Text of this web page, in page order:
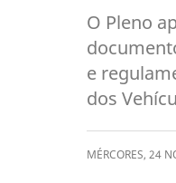
O Pleno
e
dos
MÉRCORES, 24